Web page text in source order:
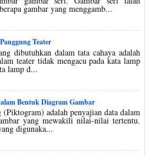
gambar yang menggamb...
Teater
dibutuhkan dalam tata cahaya adalah
teater tidak mengacu pada kata lamp
lamp d...
Bentuk Diagram Gambar
adalah penyajian data dalam
yang mewakili nilai-nilai tertentu.
digunaka...